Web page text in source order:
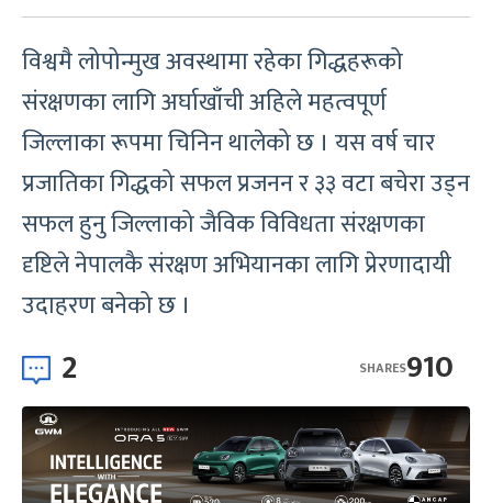
विश्वमै लोपोन्मुख अवस्थामा रहेका गिद्धहरूको
संरक्षणका लागि अर्घाखाँची अहिले महत्वपूर्ण
जिल्लाका रूपमा चिनिन थालेको छ । यस वर्ष चार
प्रजातिका गिद्धको सफल प्रजनन र ३३ वटा बचेरा उड्न
सफल हुनु जिल्लाको जैविक विविधता संरक्षणका
दृष्टिले नेपालकै संरक्षण अभियानका लागि प्रेरणादायी
उदाहरण बनेको छ ।
2 910
SHARES